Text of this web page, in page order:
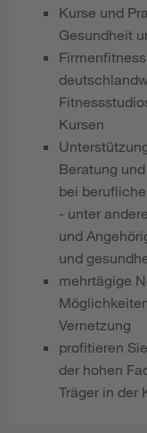
Kurse und
Gesundheit
Kursen
Beratung
bei
- unter
und
und
mehrtägige
Vernetzung
profitieren
der hohen
Träger in der